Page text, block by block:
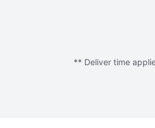
** Deliver time